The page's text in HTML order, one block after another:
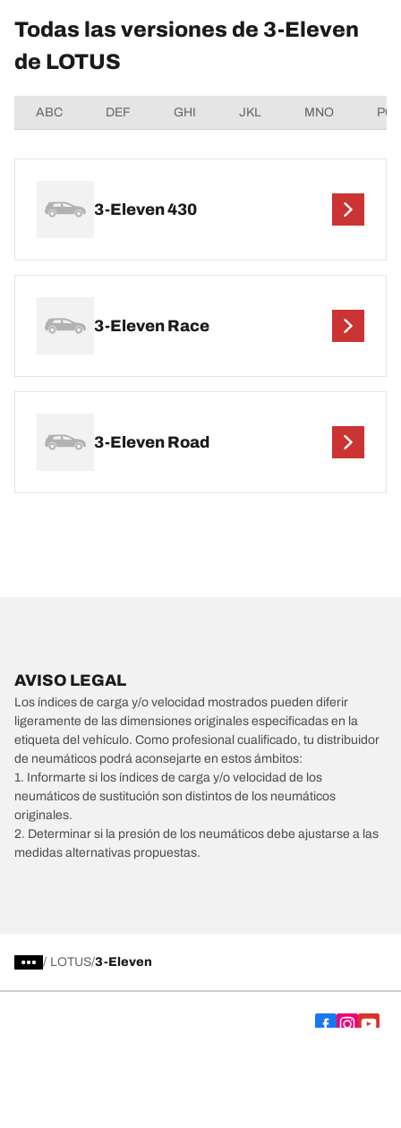
Todas las versiones de 3-Eleven
de LOTUS
ABC DEF GHI JKL MNO
3-Eleven 430
3-Eleven Race
3-Eleven Road
AVISO LEGAL
Los índices de carga y/o velocidad mostrados pueden diferir
ligeramente de las dimensiones originales especificadas en la
etiqueta del vehículo. Como profesional cualificado, tu distribuidor
de neumáticos podrá aconsejarte en estos ámbitos:
1. Informarte si los índices de carga y/o velocidad de los
neumáticos de sustitución son distintos de los neumáticos
originales.
2. Determinar si la presión de los neumáticos debe ajustarse a las
medidas alternativas propuestas.
/ LOTUS 3-Eleven